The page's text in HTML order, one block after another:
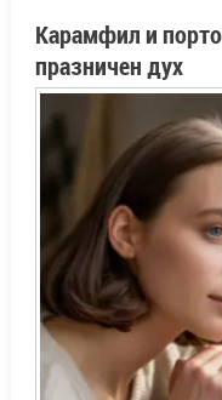
Карамфил и
празничен дух